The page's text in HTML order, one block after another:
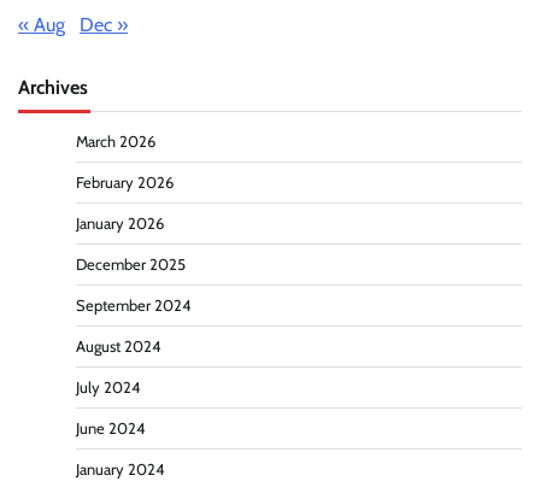
« Aug Dec »
Archives
March 2026
February 2026
January 2026
December 2025
September 2024
August 2024
July 2024
June 2024
January 2024